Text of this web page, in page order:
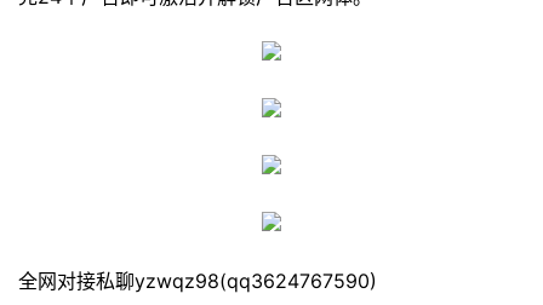
全网对接私聊yzwqz98(qq3624767590)